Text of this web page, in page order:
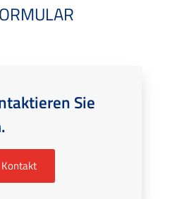
Sie
Kontakt